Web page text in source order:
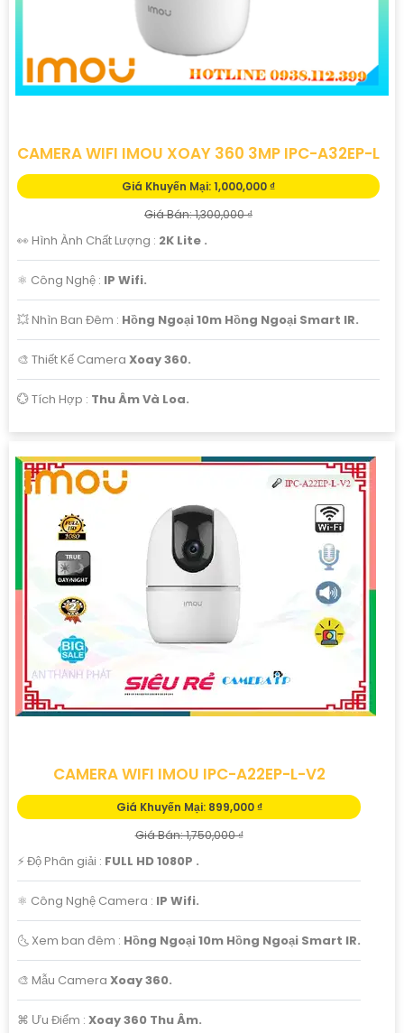
CAMERA WIFI IMOU XOAY 360 3MP IPC-A32EP-L
Giá Khuyến Mại: 1,000,000 ₫
Giá Bán: 1,300,000 ₫
👀 Hình Ành Chất Lượng : 2K Lite .
⚛️ Công Nghệ : IP Wifi.
💥 Nhìn Ban Đêm : Hồng Ngoại 10m Hồng Ngoại Smart IR.
🎨 Thiết Kế Camera Xoay 360.
️💮 Tích Hợp : Thu Âm Và Loa.
CAMERA WIFI IMOU IPC-A22EP-L-V2
Giá Khuyến Mại: 899,000 ₫
Giá Bán: 1,750,000 ₫
️⚡ Độ Phân giải : FULL HD 1080P .
⚛️ Công Nghệ Camera : IP Wifi.
🌜 Xem ban đêm : Hồng Ngoại 10m Hồng Ngoại Smart IR.
🎨 Mẫu Camera Xoay 360.
️⌘ Ưu Điểm : Xoay 360 Thu Âm.